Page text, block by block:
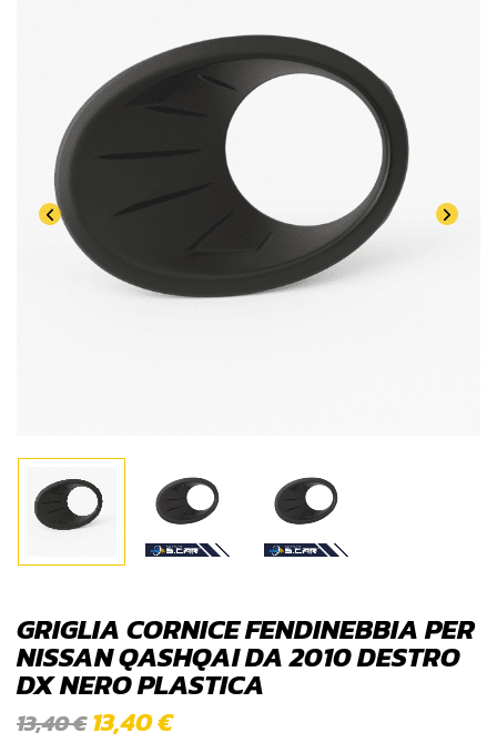
GRIGLIA CORNICE FENDINEBBIA PER
NISSAN QASHQAI DA 2010 DESTRO
DX NERO PLASTICA
13,40€ 13,40€